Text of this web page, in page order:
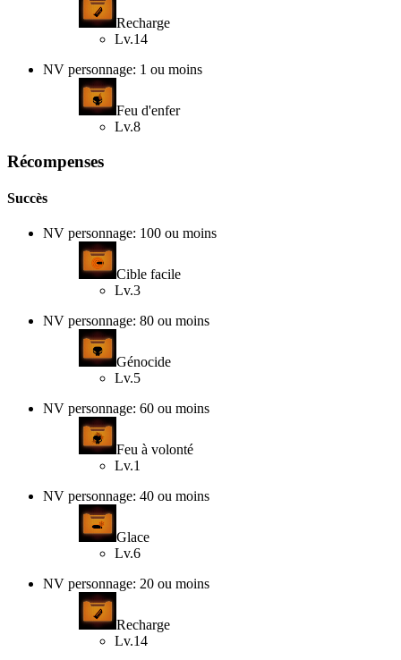
Recharge
Lv.14
NV personnage: 1 ou moins
Feu d'enfer
Lv.8
Récompenses
Succès
NV personnage: 100 ou moins
Cible facile
Lv.3
NV personnage: 80 ou moins
Génocide
Lv.5
NV personnage: 60 ou moins
Feu à volonté
Lv.1
NV personnage: 40 ou moins
Glace
Lv.6
NV personnage: 20 ou moins
Recharge
Lv.14